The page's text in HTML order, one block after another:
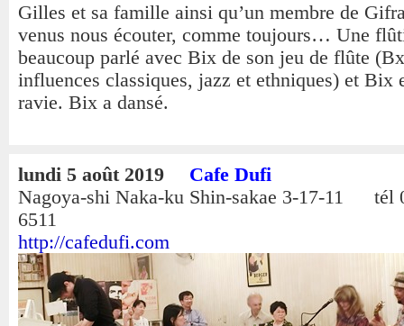
Gilles et sa famille ainsi qu’un membre de
venus nous écouter, comme toujours… Une
beaucoup parlé avec Bix de son jeu de flûte
influences classiques, jazz et ethniques) et Bix
ravie. Bix a dansé.
lundi 5 août 2019
Cafe Dufi
Nagoya-shi Naka-ku Shin-sakae 3-17-11 tél
6511
http://cafedufi.com